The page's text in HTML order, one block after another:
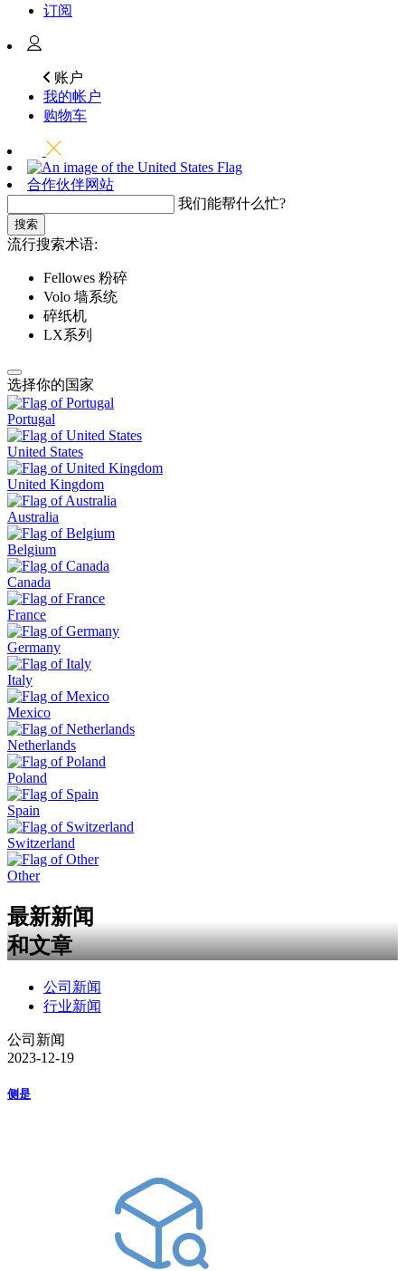
订阅
账户
我的帐户
购物车
合作伙伴网站
我们能帮什么忙?
搜索
流行搜索术语:
Fellowes 粉碎
Volo 墙系统
碎纸机
LX系列
选择你的国家
Portugal
United States
United Kingdom
Australia
Belgium
Canada
France
Germany
Italy
Mexico
Netherlands
Poland
Spain
Switzerland
Other
最新新闻
和文章
公司新闻
行业新闻
公司新闻
2023-12-19
侧是